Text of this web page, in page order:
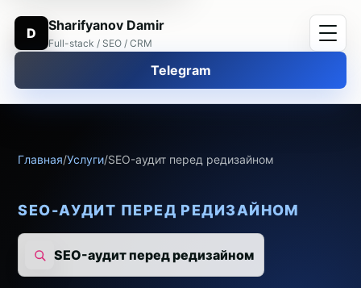
D Sharifyanov Damir
Full-stack / SEO / CRM
Telegram
Главная/Услуги/SEO-аудит перед редизайном
SEO-АУДИТ ПЕРЕД РЕДИЗАЙНОМ
SEO-аудит перед редизайном